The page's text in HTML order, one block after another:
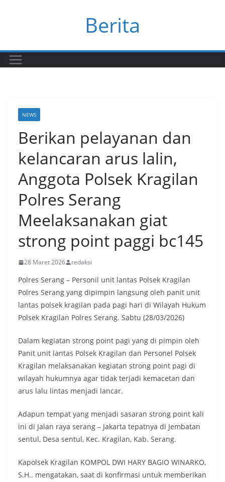
Berita
NEWS
Berikan pelayanan dan
kelancaran arus lalin,
Anggota Polsek Kragilan
Polres Serang
Meelaksanakan giat
strong point paggi bc145
28 Maret 2026 redaksi
Polres Serang – Personil unit lantas Polsek Kragilan
Polres Serang yang dipimpin langsung oleh panit unit
lantas polsek kragilan pada pagi hari di Wilayah Hukum
Polsek Kragilan Polres Serang. Sabtu (28/03/2026)
Dalam kegiatan strong point pagi yang di pimpin oleh
Panit unit lantas Polsek Kragilan dan Personel Polsek
Kragilan melaksanakan kegiatan strong point pagi di
wilayah hukumnya agar tidak terjadi kemacetan dan
arus lalu lintas menjadi lancar.
Adapun tempat yang menjadi sasaran strong point kali
ini di Jalan raya serang – Jakarta tepatnya di Jembatan
sentul, Desa sentul, Kec. Kragilan, Kab. Serang.
Kapolsek Kragilan KOMPOL DWI HARY BAGIO WINARKO,
S.H.. mengatakan, saat di konfirmasi untuk memberikan